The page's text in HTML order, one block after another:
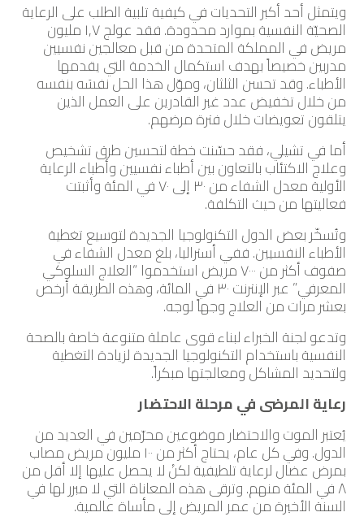
ويتمثل أحد أكبر التحديات في كيفية تلبية الطلب على الرعاية
الصحيّة النفسية بموارد محدودة. فقد عولج ١,٧ مليون
مريض في المملكة المتحدة من قبل معالجين نفسيين
مدربين خصيصاً بهدف استكمال الخدمة التي يقدمها
الأطباء. وقد تحسن الثلثان، وموّل هذا الحل نفسَه بنفسه
من خلال تخفيض عدد غير القادرين على العمل الذين
يتلقون تعويضات خلال فترة مرضهم.
أما في تشيلي، فقد حسّنت خطة لتحسين طرق تشخيص
وعلاج الاكتئاب بالتعاون بين أطباء نفسيين وأطباء الرعاية
الأولية معدل الشفاء من ٣٠ إلى ٧٠ في المئة وأثبتت
فعاليتها من حيث التكلفة.
وتُسخّر بعض الدول التكنولوجيا الجديدة لتوسيع تغطية
الأطباء النفسيين. ففي أستراليا، بلغ معدل الشفاء في
صفوف أكثر من ٧٠٠٠ مريض استخدموا “العلاج السلوكي
المعرفي” عبر الإنترنت ٣٠ في المائة، وهذه الطريقة أرخص
بعشر مرات من العلاج وجهاً لوجه.
وتدعو لجنة الخبراء لبناء قوى عاملة متنوعة خاصة بالصحة
النفسية باستخدام التكنولوجيا الجديدة لزيادة التغطية
ولتحديد المشاكل ومعالجتها مبكراً.
رعاية المرضى في مرحلة الاحتضار
يُعتبر الموت والاحتضار موضوعين محرّمين في العديد من
الدول. وفي كل عام، يحتاج أكثر من ١٠٠ مليون مريض مصاب
بمرض عضال لرعاية تلطيفية لكنْ لا يحصل عليها إلا أقل من
٨ في المئة منهم. وترقى هذه المعاناة التي لا مبرر لها في
السنة الأخيرة من عمر المريض إلى مأساة عالمية.